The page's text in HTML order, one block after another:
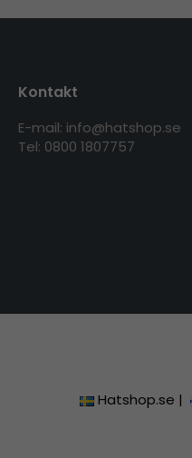
Kontakt
E-mail: info@hatshop.se
Tel: 0800 1807757
Hatshop.se |